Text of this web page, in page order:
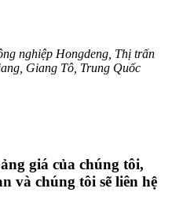
nghiệp Hongdeng, Thị trấn
Giang Tô, Trung Quốc
giá của chúng tôi,
và chúng tôi sẽ liên hệ